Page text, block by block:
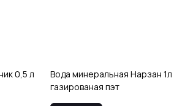
0,5 л
Вода минеральная Нарзан 1л
газированая пэт